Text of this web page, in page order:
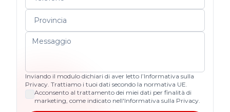
Inviando il modulo dichiari di aver letto l’Informativa sulla
Privacy. Trattiamo i tuoi dati secondo la normativa UE.
Acconsento al trattamento dei miei dati per finalità di
marketing, come indicato nell'Informativa sulla Privacy.